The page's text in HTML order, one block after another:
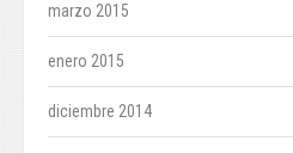
marzo 2015
enero 2015
diciembre 2014